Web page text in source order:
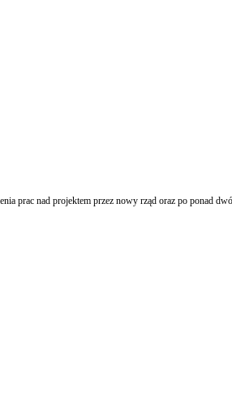
prac nad projektem przez nowy rząd oraz po ponad